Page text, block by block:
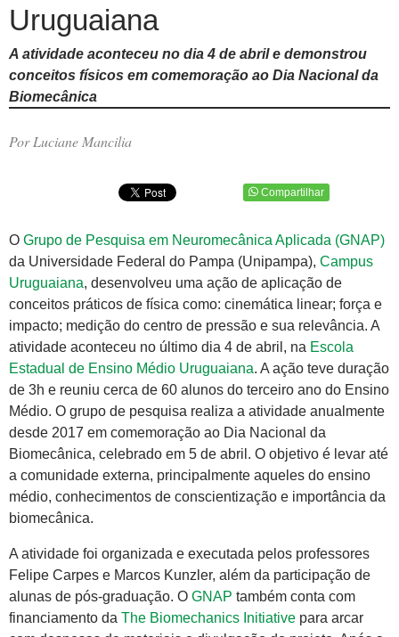
Uruguaiana
A atividade aconteceu no dia 4 de abril e demonstrou
conceitos físicos em comemoração ao Dia Nacional da
Biomecânica
Por Luciane Mancilia
Compartilhar
O Grupo de Pesquisa em Neuromecânica Aplicada (GNAP)
da Universidade Federal do Pampa (Unipampa), Campus
Uruguaiana, desenvolveu uma ação de aplicação de
conceitos práticos de física como: cinemática linear; força e
impacto; medição do centro de pressão e sua relevância. A
atividade aconteceu no último dia 4 de abril, na Escola
Estadual de Ensino Médio Uruguaiana. A ação teve duração
de 3h e reuniu cerca de 60 alunos do terceiro ano do Ensino
Médio. O grupo de pesquisa realiza a atividade anualmente
desde 2017 em comemoração ao Dia Nacional da
Biomecânica, celebrado em 5 de abril. O objetivo é levar até
a comunidade externa, principalmente aqueles do ensino
médio, conhecimentos de conscientização e importância da
biomecânica.
A atividade foi organizada e executada pelos professores
Felipe Carpes e Marcos Kunzler, além da participação de
alunas de pós-graduação. O GNAP também conta com
financiamento da The Biomechanics Initiative para arcar